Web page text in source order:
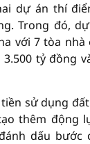
dự án thí
Trong đó,
với 7 tòa nhà
tỷ đồng
sử dụng
thêm động
dấu bước